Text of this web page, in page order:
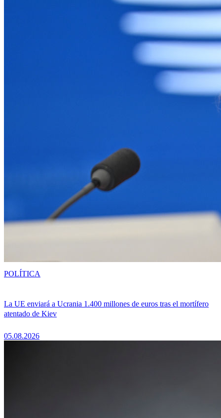
La UE enviará a Ucrania 1.400 millones de euros tras el mortífero
atentado de Kiev
05.08.2026
POLÍTICA